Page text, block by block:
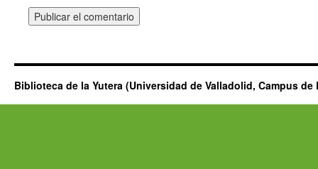
Biblioteca de la Yutera (Universidad de Valladolid, Campus de